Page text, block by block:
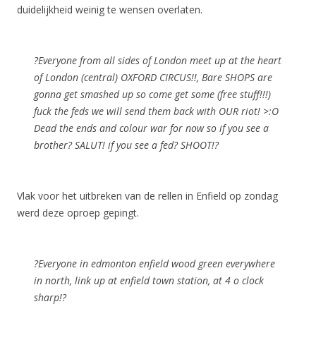
duidelijkheid weinig te wensen overlaten.
?Everyone from all sides of London meet up at the heart
of London (central) OXFORD CIRCUS!!, Bare SHOPS are
gonna get smashed up so come get some (free stuff!!!)
fuck the feds we will send them back with OUR riot! >:O
Dead the ends and colour war for now so if you see a
brother? SALUT! if you see a fed? SHOOT!?
Vlak voor het uitbreken van de rellen in Enfield op zondag
werd deze oproep gepingt.
?Everyone in edmonton enfield wood green everywhere
in north, link up at enfield town station, at 4 o clock
sharp!?